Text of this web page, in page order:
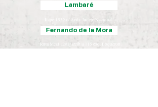
Lambaré
Itape 1532 c/ Avda. Indep. Nacional.
Fernando de la Mora
Ruta Mcal. Estigarribia 115 esq. Boquerón.